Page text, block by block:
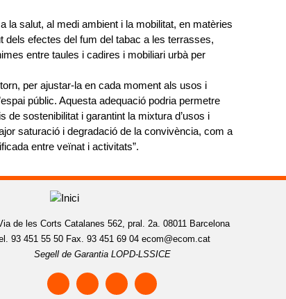
la salut, al medi ambient i la mobilitat, en matèries
efectes del fum del tabac a les terrasses,
entre taules i cadires i mobiliari urbà per
per ajustar-la en cada moment als usos i
públic. Aquesta adequació podria permetre
de sostenibilitat i garantint la mixtura d’usos i
saturació i degradació de la convivència, com a
entre veïnat i activitats”.
de les Corts Catalanes 562, pral. 2a. 08011 Barcelona
93 451 55 50 Fax. 93 451 69 04 ecom@ecom.cat
Segell de Garantia LOPD-LSSICE